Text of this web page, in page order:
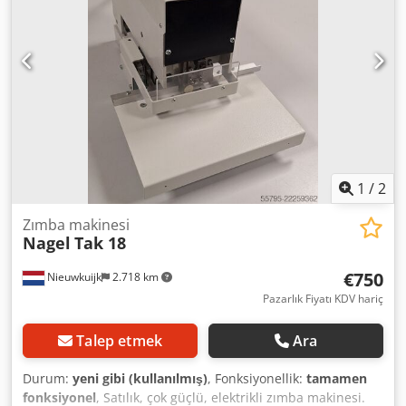
net ağırlık: 270kg: İşlevsel, test edilebilir.
1 /2
Nieuwkuijk 2.718 km
Zımba makinesi
Nagel Tak 18
€750
Pazarlık Fiyatı KDV hariç
Talep etmek Ara
Durum: yeni gibi (kullanılmış), Fonksiyonellik: tamamen
fonksiyonel, Satılık, çok güçlü, elektrikli zımba makinesi.